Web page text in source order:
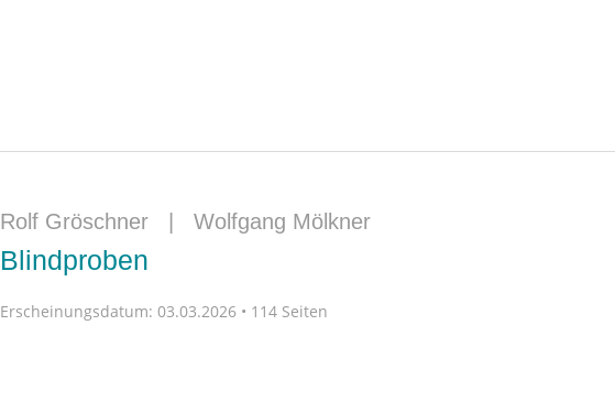
Rolf Gröschner Wolfgang Mölkner
Blindproben
Erscheinungsdatum: 03.03.2026 • 114 Seiten